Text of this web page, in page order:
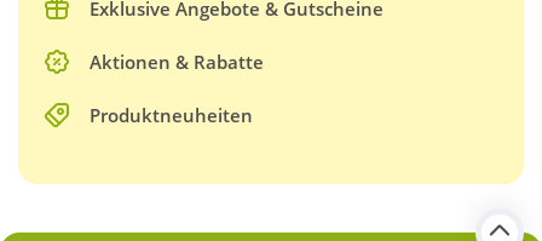
Exklusive Angebote & Gutscheine
Aktionen & Rabatte
Produktneuheiten